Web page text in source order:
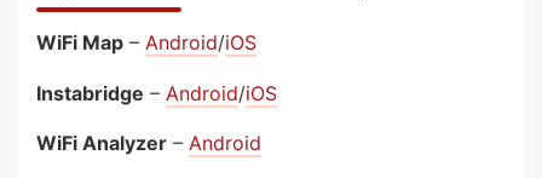
WiFi Map – Android/iOS
Instabridge – Android/iOS
WiFi Analyzer – Android